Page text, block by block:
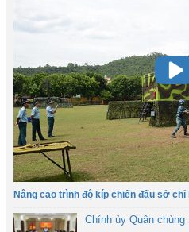
Nâng cao trình độ kíp chiến đấu sở
Chính ủy Quân